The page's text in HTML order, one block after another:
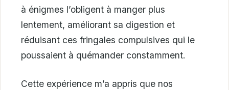
à énigmes l’obligent à manger plus
lentement, améliorant sa digestion et
réduisant ces fringales compulsives qui le
poussaient à quémander constamment.
Cette expérience m’a appris que nos